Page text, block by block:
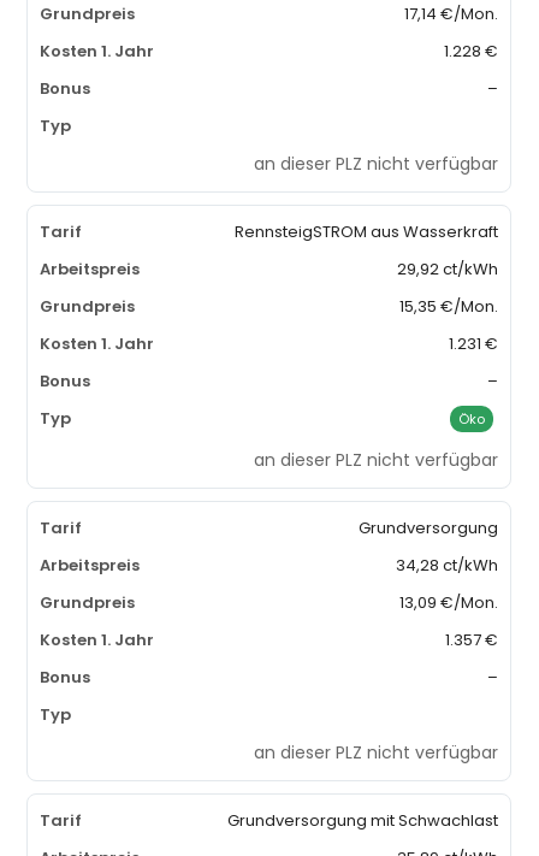
17,14 €/Mon.
1.228 €
–
an dieser PLZ nicht verfügbar
RennsteigSTROM aus Wasserkraft
29,92 ct/kWh
15,35 €/Mon.
1.231 €
–
Öko
an dieser PLZ nicht verfügbar
Grundversorgung
34,28 ct/kWh
13,09 €/Mon.
1.357 €
–
an dieser PLZ nicht verfügbar
Grundversorgung mit Schwachlast